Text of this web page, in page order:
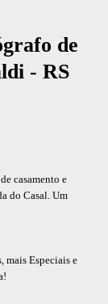
de
- RS
casamento e
do Casal. Um
mais Especiais e